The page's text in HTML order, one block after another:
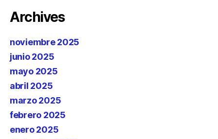
Archives
noviembre 2025
junio 2025
mayo 2025
abril 2025
marzo 2025
febrero 2025
enero 2025